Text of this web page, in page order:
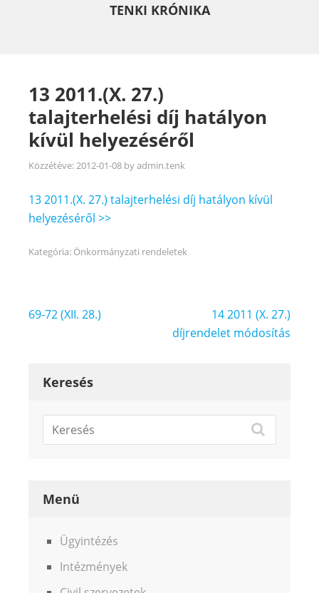
TENKI KRÓNIKA
13 2011.(X. 27.)
talajterhelési díj hatályon
kívül helyezéséről
Közzétéve:2012-01-08 byadmin.tenk
13 2011.(X. 27.) talajterhelési díj hatályon kívül
helyezéséről >>
Kategória: Önkormányzati rendeletek
Bejegyzés
69-72 (XII. 28.)
14 2011 (X. 27.)
díjrendelet módosítás
Keresés
Menü
Ügyintézés
Intézmények